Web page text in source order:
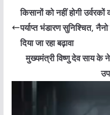
किसानों को नहीं होगी
पर्याप्त भंडारण सुनिश्चित,
दिया जा रहा बढ़ावा
मुख्यमंत्री विष्णु देव साय के